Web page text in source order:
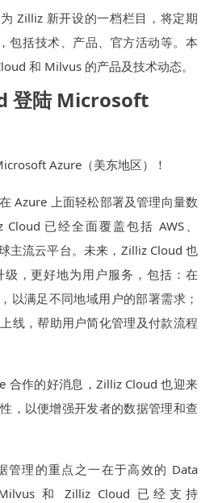
Zilliz 新开设的一档栏目，将定期
包括技术、产品、官方活动等。本
和 Milvus 的产品及技术动态。
登陆 Microsoft
Azure（美东地区）！
Azure 上面轻松部署及管理向量数
已经全面覆盖包括 AWS、
主流云平台。未来，Zilliz Cloud 也
，更好地为用户服务，包括：在
以满足不同地域用户的部署需求；
线，帮助用户简化管理及付款流程
合作的好消息，Zilliz Cloud 也迎来
，以便增强开发者的数据管理和查
管理的重点之一在于高效的 Data
和 Zilliz Cloud 已经支持